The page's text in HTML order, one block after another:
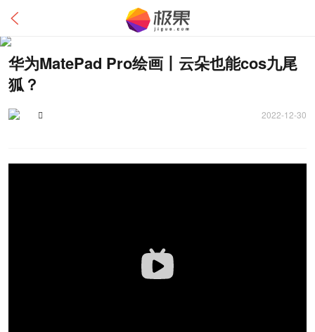
华为MatePad Pro绘画丨云朵也能cos九尾
狐？
 2022-12-30